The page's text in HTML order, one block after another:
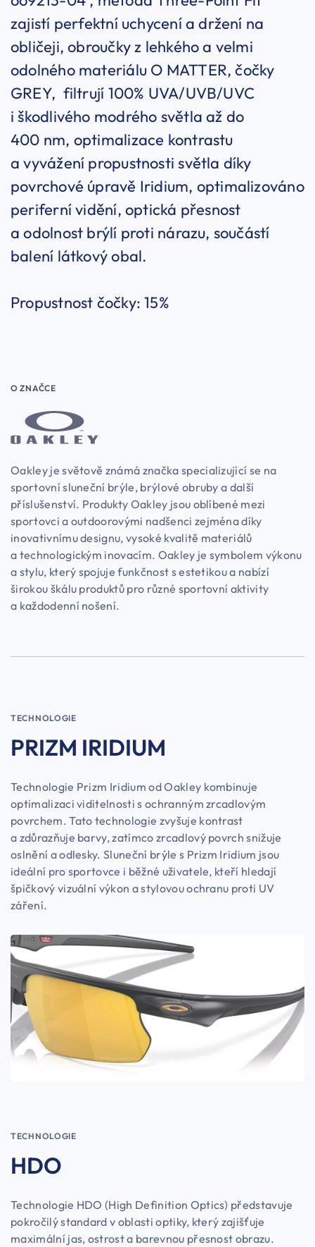
zajistí perfektní uchycení a držení na
obličeji, obroučky z lehkého a velmi
odolného materiálu O MATTER, čočky
GREY, filtrují 100% UVA/UVB/UVC
i škodlivého modrého světla až do
400 nm, optimalizace kontrastu
a vyvážení propustnosti světla díky
povrchové úpravě Iridium, optimalizováno
periferní vidění, optická přesnost
a odolnost brýlí proti nárazu, součástí
balení látkový obal.
Propustnost čočky: 15%
O ZNAČCE
Oakley je světově známá značka specializující se na
sportovní sluneční brýle, brýlové obruby a další
příslušenství. Produkty Oakley jsou oblíbené mezi
sportovci a outdoorovými nadšenci zejména díky
inovativnímu designu, vysoké kvalitě materiálů
a technologickým inovacím. Oakley je symbolem výkonu
a stylu, který spojuje funkčnost s estetikou a nabízí
širokou škálu produktů pro různé sportovní aktivity
a každodenní nošení.
TECHNOLOGIE
PRIZM IRIDIUM
Technologie Prizm Iridium od Oakley kombinuje
optimalizaci viditelnosti s ochranným zrcadlovým
povrchem. Tato technologie zvyšuje kontrast
a zdůrazňuje barvy, zatímco zrcadlový povrch snižuje
oslnění a odlesky. Sluneční brýle s Prizm Iridium jsou
ideální pro sportovce i běžné uživatele, kteří hledají
špičkový vizuální výkon a stylovou ochranu proti UV
záření.
TECHNOLOGIE
HDO
Technologie HDO (High Definition Optics) představuje
pokročilý standard v oblasti optiky, který zajišťuje
maximální jas, ostrost a barevnou přesnost obrazu.